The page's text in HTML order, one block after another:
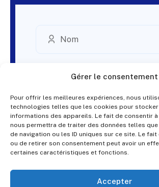
Gérer le consentement
Pour offrir les meilleures expériences, nous
technologies telles que les cookies pour stocker
informations des appareils. Le fait de consentir
nous permettra de traiter des données telles
de navigation ou les ID uniques sur ce site. Le
ou de retirer son consentement peut avoir un
certaines caractéristiques et fonctions.
Accepter